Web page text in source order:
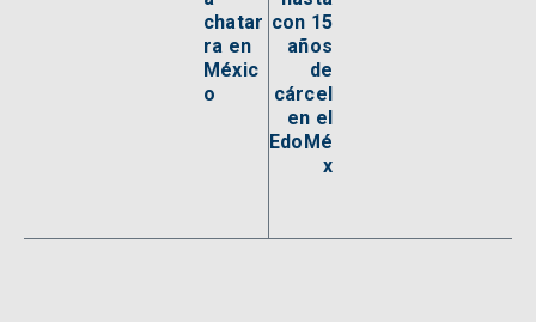
chatar
ra en
Méxic
o
con 15
años
de
cárcel
en el
EdoMé
x